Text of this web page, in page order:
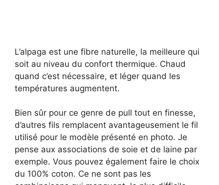
L’alpaga est une fibre naturelle, la meilleure qui
soit au niveau du confort thermique. Chaud
quand c’est nécessaire, et léger quand les
températures augmentent.
Bien sûr pour ce genre de pull tout en finesse,
d’autres fils remplacent avantageusement le fil
utilisé pour le modèle présenté en photo. Je
pense aux associations de soie et de laine par
exemple. Vous pouvez également faire le choix
du 100% coton. Ce ne sont pas les